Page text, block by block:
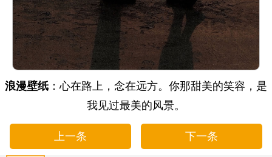
浪漫壁纸 ：心在路上，念在远方。你那甜美的笑容，是
我见过最美的风景。
上一条 下一条